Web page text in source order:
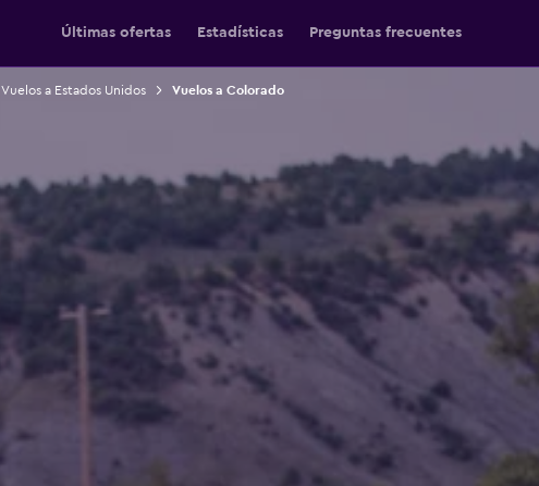
Últimas ofertas Estadísticas Preguntas frecuentes
Vuelos a Estados Unidos Vuelos a Colorado